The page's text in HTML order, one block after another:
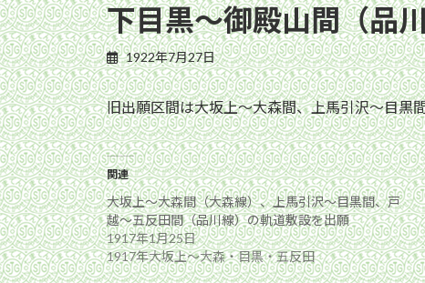
下目黒〜御殿山間（品
1922年7月27日
旧出願区間は大坂上〜大森間、上馬引沢〜目黒
関連
大坂上〜大森間（大森線）、上馬引沢〜目黒間、戸
越〜五反田間（品川線）の軌道敷設を出願
1917年1月25日
1917年大坂上〜大森・目黒・五反田